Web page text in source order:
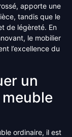
apporte une
tandis que le
de légèreté. En
le mobilier
l’excellence du
un
meuble
ordinaire, il est